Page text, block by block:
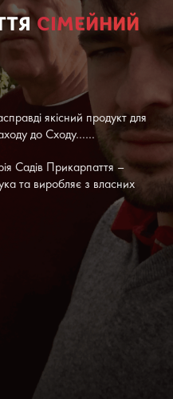
СІМЕЙНИЙ
якісний продукт для
до Сходу……
Садів Прикарпаття –
та виробляє з власних
і продовжуємо це робити, ми
з Німеччини і
унікальні за своїми
регіоні позбавленому
з гордістю говорити, що
неповторні.
16 різноманітних